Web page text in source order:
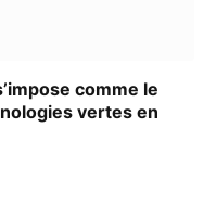
comme le
vertes en